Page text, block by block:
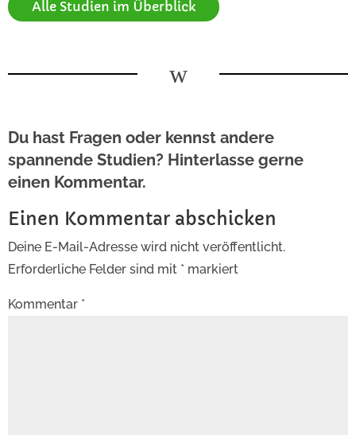
Alle Studien im Überblick
w
Du hast Fragen oder kennst andere
spannende Studien? Hinterlasse gerne
einen Kommentar.
Einen Kommentar abschicken
Deine E-Mail-Adresse wird nicht veröffentlicht.
Erforderliche Felder sind mit * markiert
Kommentar *